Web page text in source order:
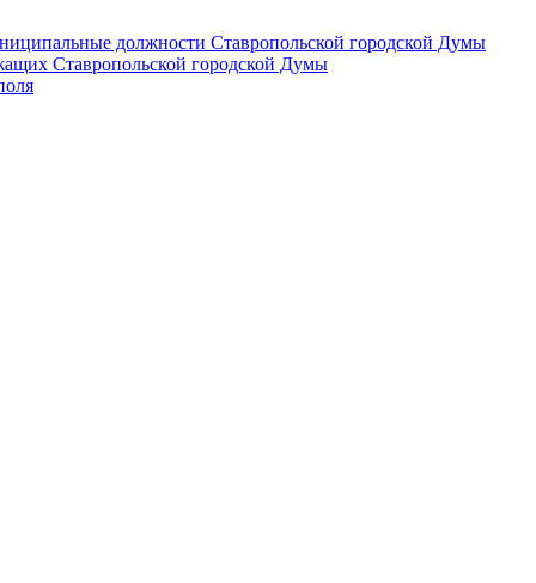
должности Ставропольской городской Думы
Ставропольской городской Думы